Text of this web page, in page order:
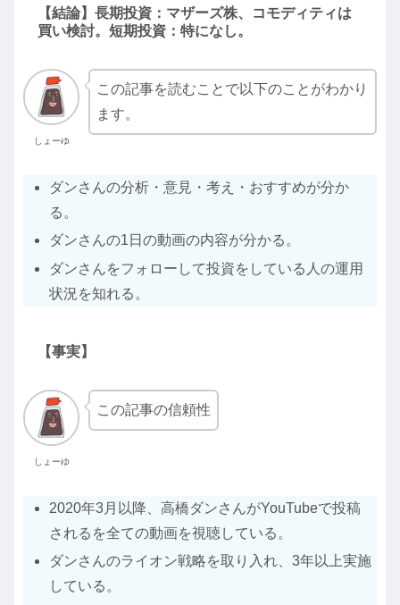
【結論】長期投資：マザーズ株、コモディティは
買い検討。短期投資：特になし。
しょーゆ
この記事を読むことで以下のことがわかり
ます。
ダンさんの分析・意見・考え・おすすめが分か
る。
ダンさんの1日の動画の内容が分かる。
ダンさんをフォローして投資をしている人の運用
状況を知れる。
【事実】
しょーゆ
この記事の信頼性
2020年3月以降、高橋ダンさんがYouTubeで投稿
されるを全ての動画を視聴している。
ダンさんのライオン戦略を取り入れ、3年以上実施
している。